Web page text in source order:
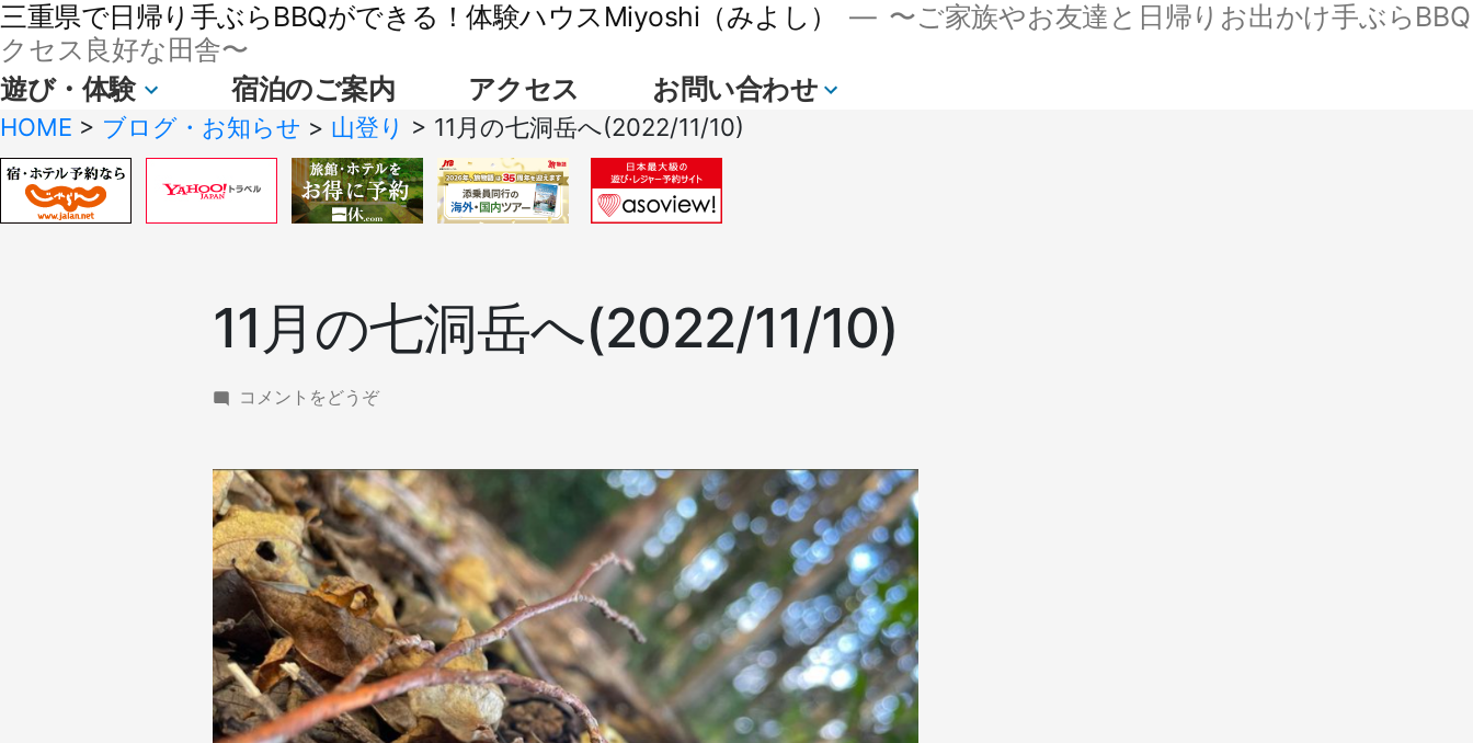
三重県で日帰り手ぶらBBQができる！体験ハウスMiyoshi（みよし）
〜ご家族やお友達と日帰りお出かけ手ぶら
クセス良好な田舎〜
遊び・体験 宿泊のご案内 アクセス
お問い合わせ
HOME > ブログ・お知らせ > 山登り > 11月の七洞岳へ(2022/11/10)
11月の七洞岳へ(2022/11/10)
コメントをどうぞ(11
七
洞
岳
へ
(2022/11/10))